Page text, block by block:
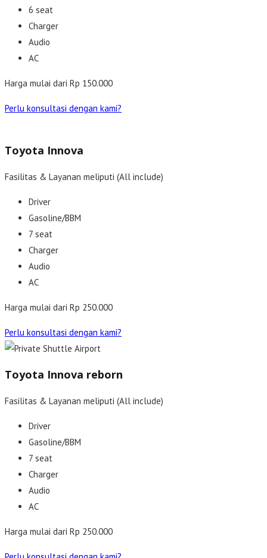
6 seat
Charger
Audio
AC
Harga mulai dari Rp 150.000
Perlu konsultasi dengan kami?
Toyota Innova
Fasilitas & Layanan meliputi (All include)
Driver
Gasoline/BBM
7 seat
Charger
Audio
AC
Harga mulai dari Rp 250.000
Perlu konsultasi dengan kami?
Toyota Innova reborn
Fasilitas & Layanan meliputi (All include)
Driver
Gasoline/BBM
7 seat
Charger
Audio
AC
Harga mulai dari Rp 250.000